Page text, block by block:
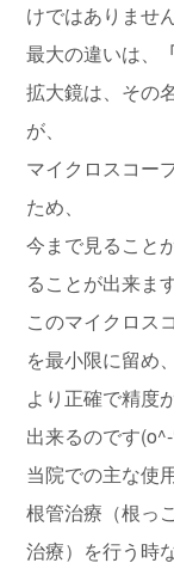
けではありません
最大の違いは、
拡大鏡は、その
が、
マイクロスコー
ため、
今まで見ること
ることが出来ま
このマイクロス
を最小限に留め、
より正確で精度
出来るのです(o^-
当院での主な使
根管治療（根っ
治療）を行う時